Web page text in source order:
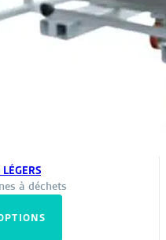
à déchets